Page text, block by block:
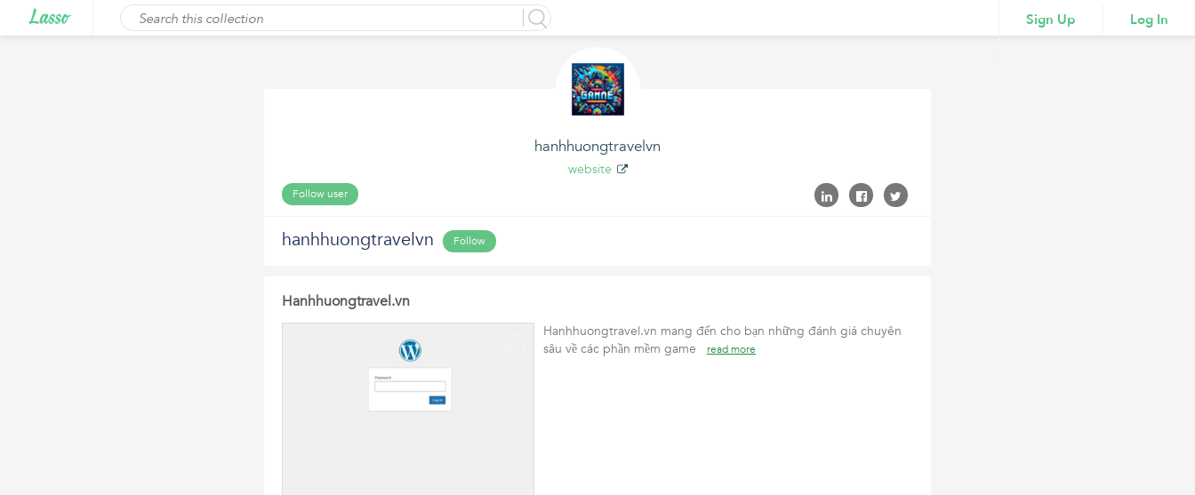
Sign Up Log In
hanhhuongtravelvn
website
Follow user
hanhhuongtravelvn Follow
Hanhhuongtravel.vn
Hanhhuongtravel.vn mang đến cho bạn những đánh giá chuyên
sâu về các phần mềm game
read more